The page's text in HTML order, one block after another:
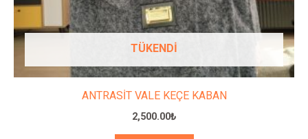
TÜKENDI
ANTRASİT VALE KEÇE KABAN
2,500.00₺